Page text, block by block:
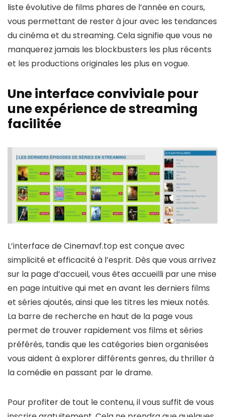
liste évolutive de films phares de l’année en cours,
vous permettant de rester à jour avec les tendances
du cinéma et du streaming. Cela signifie que vous ne
manquerez jamais les blockbusters les plus récents
et les productions originales les plus en vogue.
Une interface conviviale pour
une expérience de streaming
facilitée
L’interface de Cinemavf.top est conçue avec
simplicité et efficacité à l’esprit. Dès que vous arrivez
sur la page d’accueil, vous êtes accueilli par une mise
en page intuitive qui met en avant les derniers films
et séries ajoutés, ainsi que les titres les mieux notés.
La barre de recherche en haut de la page vous
permet de trouver rapidement vos films et séries
préférés, tandis que les catégories bien organisées
vous aident à explorer différents genres, du thriller à
la comédie en passant par le drame.
Pour profiter de tout le contenu, il vous suffit de vous